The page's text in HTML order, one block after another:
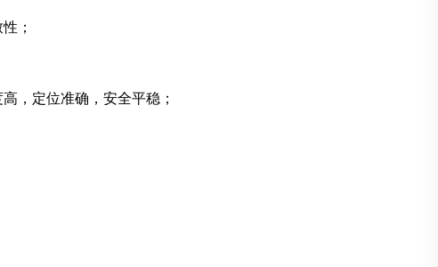
；
，定位准确，安全平稳；